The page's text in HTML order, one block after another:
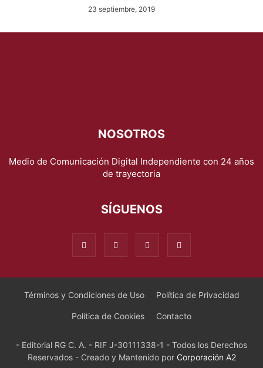
23 septiembre, 2019
NOSOTROS
Medio de Comunicación Digital Independiente con 24 años
de trayectoria
SÍGUENOS
Términos y Condiciones de Uso Política de Privacidad
Política de Cookies Contacto
- Editorial RG C. A. - RIF J-30111338-1 - Todos los Derechos
Reservados - Creado y Mantenido por Corporación A2